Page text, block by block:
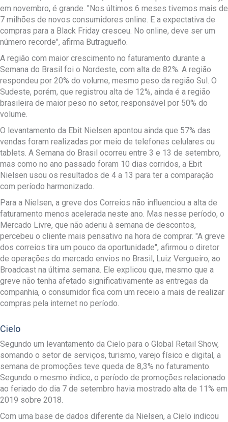
em novembro, é grande. "Nos últimos 6 meses tivemos mais de
7 milhões de novos consumidores online. E a expectativa de
compras para a Black Friday cresceu. No online, deve ser um
número recorde", afirma Butragueño.
A região com maior crescimento no faturamento durante a
Semana do Brasil foi o Nordeste, com alta de 82%. A região
respondeu por 20% do volume, mesmo peso da região Sul. O
Sudeste, porém, que registrou alta de 12%, ainda é a região
brasileira de maior peso no setor, responsável por 50% do
volume.
O levantamento da Ebit Nielsen apontou ainda que 57% das
vendas foram realizadas por meio de telefones celulares ou
tablets. A Semana do Brasil ocorreu entre 3 e 13 de setembro,
mas como no ano passado foram 10 dias corridos, a Ebit
Nielsen usou os resultados de 4 a 13 para ter a comparação
com período harmonizado.
Para a Nielsen, a greve dos Correios não influenciou a alta de
faturamento menos acelerada neste ano. Mas nesse período, o
Mercado Livre, que não aderiu à semana de descontos,
percebeu o cliente mais pensativo na hora de comprar. "A greve
dos correios tira um pouco da oportunidade", afirmou o diretor
de operações do mercado envios no Brasil, Luiz Vergueiro, ao
Broadcast na última semana. Ele explicou que, mesmo que a
greve não tenha afetado significativamente as entregas da
companhia, o consumidor fica com um receio a mais de realizar
compras pela internet no período.
Cielo
Segundo um levantamento da Cielo para o Global Retail Show,
somando o setor de serviços, turismo, varejo físico e digital, a
semana de promoções teve queda de 8,3% no faturamento.
Segundo o mesmo índice, o período de promoções relacionado
ao feriado do dia 7 de setembro havia mostrado alta de 11% em
2019 sobre 2018.
Com uma base de dados diferente da Nielsen, a Cielo indicou